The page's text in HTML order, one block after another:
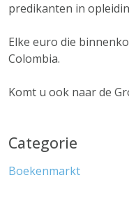
predikanten in
Elke euro die
Colombia.
Komt u ook naar de
Categorie
Boekenmarkt